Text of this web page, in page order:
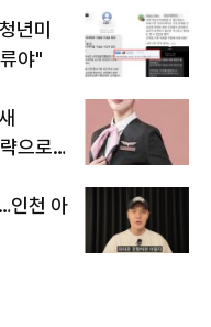
년미
야"
으로
인천 아